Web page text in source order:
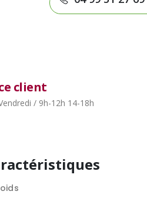
client
/ 9h-12h 14-18h